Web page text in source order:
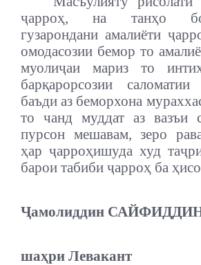
ҷарроҳ, на танҳо
гузарондани амалиёти
омодасозии бемор то
муолиҷаи мариз то
барқарорсозии
баъди аз беморхона
то чанд муддат аз вазъи
пурсон мешавам, зеро
ҳар ҷарроҳишуда худ
барои табиби ҷарроҳ ба
Ҷамолиддин
шаҳри Левакант